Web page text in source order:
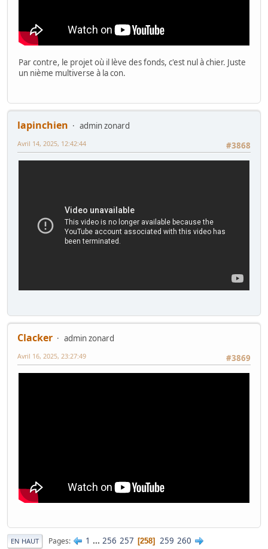
Par contre, le projet où il lève des fonds, c'est nul à chier. Juste
un nième multiverse à la con.
lapinchien
admin zonard
#3868
Avril 14, 2025, 12:42:44
Clacker
admin zonard
#3869
Avril 16, 2025, 23:27:49
EN HAUT Pages 1 ... 256 257 258 259 260